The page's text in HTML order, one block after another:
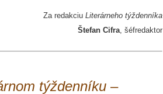
Za redakciu Literárneho týždenníka
Štefan Cifra, šéfredaktor
týždenníku –